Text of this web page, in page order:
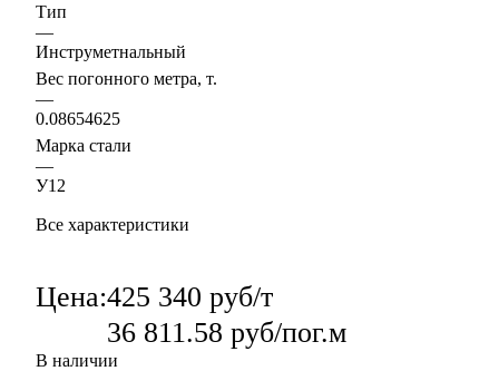
Тип
—
Инструметнальный
Вес погонного метра, т.
—
0.08654625
Марка стали
—
У12
Все характеристики
Цена:425 340 руб/т
36 811.58 руб/пог.м
В наличии